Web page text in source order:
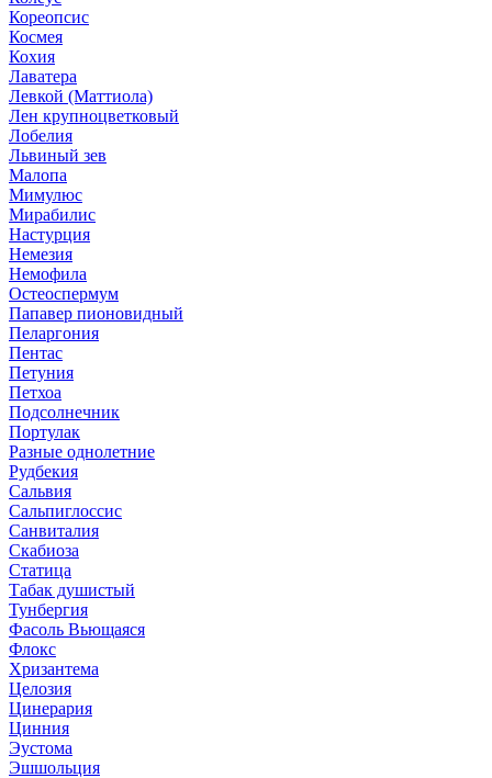
Кореопсис
Космея
Кохия
Лаватера
Левкой (Маттиола)
Лен крупноцветковый
Лобелия
Львиный зев
Малопа
Мимулюс
Мирабилис
Настурция
Немезия
Немофила
Остеоспермум
Папавер пионовидный
Пеларгония
Пентас
Петуния
Петхоа
Подсолнечник
Портулак
Разные однолетние
Рудбекия
Сальвия
Сальпиглоссис
Санвиталия
Скабиоза
Статица
Табак душистый
Тунбергия
Фасоль Вьющаяся
Флокс
Хризантема
Целозия
Цинерария
Цинния
Эустома
Эшшольция